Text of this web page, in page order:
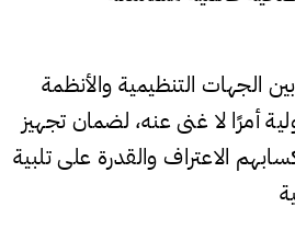
الجهات التنظيمية والأنظمة
أمرًا لا غنى عنه، لضمان تجهيز
الاعتراف والقدرة على تلبية